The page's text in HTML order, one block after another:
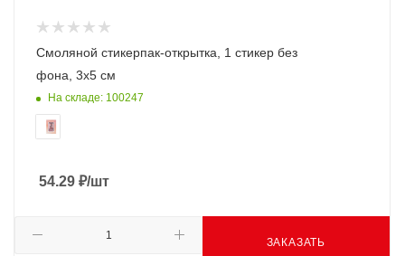
Смоляной стикерпак-открытка, 1 стикер без
фона, 3х5 см
На складе: 100247
54.29 ₽/шт
ЗАКАЗАТЬ